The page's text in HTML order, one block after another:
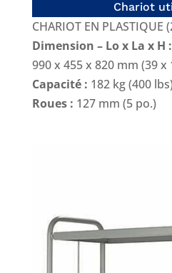
Chariot
CHARIOT EN PLASTIQUE
Dimension – Lo x La x H :
990 x 455 x 820 mm (39 x
Capacité : 182 kg (400
Roues : 127 mm (5 po.)